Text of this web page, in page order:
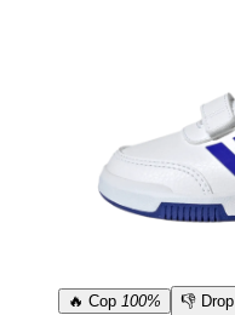
🔥 Cop 100% 👎 Drop